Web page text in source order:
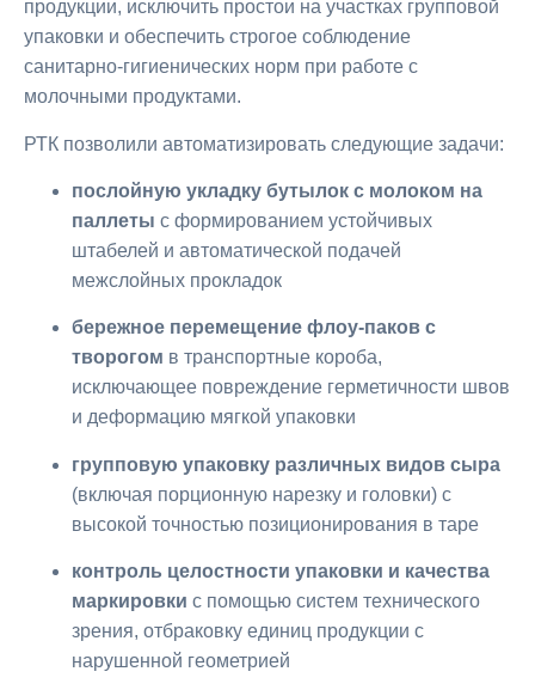
продукции, исключить простои на участках групповой
упаковки и обеспечить строгое соблюдение
санитарно-гигиенических норм при работе с
молочными продуктами.
РТК позволили автоматизировать следующие задачи:
послойную укладку бутылок с молоком на
паллеты с формированием устойчивых
штабелей и автоматической подачей
межслойных прокладок
бережное перемещение флоу-паков с
творогом в транспортные короба,
исключающее повреждение герметичности швов
и деформацию мягкой упаковки
групповую упаковку различных видов сыра
(включая порционную нарезку и головки) с
высокой точностью позиционирования в таре
контроль целостности упаковки и качества
маркировки с помощью систем технического
зрения, отбраковку единиц продукции с
нарушенной геометрией